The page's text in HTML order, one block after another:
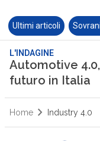
Ultimi articoli
L'INDAGINE
Automotive
futuro in Italia
Home Industry 4.0